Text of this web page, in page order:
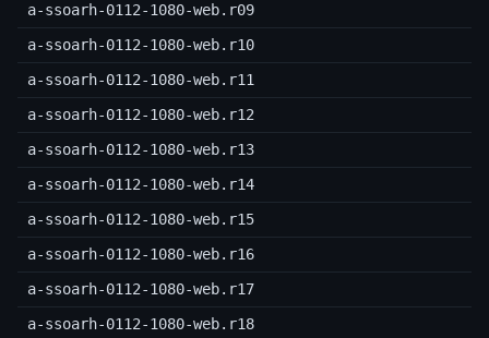
a-ssoarh-0112-1080-web.r09
a-ssoarh-0112-1080-web.r10
a-ssoarh-0112-1080-web.r11
a-ssoarh-0112-1080-web.r12
a-ssoarh-0112-1080-web.r13
a-ssoarh-0112-1080-web.r14
a-ssoarh-0112-1080-web.r15
a-ssoarh-0112-1080-web.r16
a-ssoarh-0112-1080-web.r17
a-ssoarh-0112-1080-web.r18